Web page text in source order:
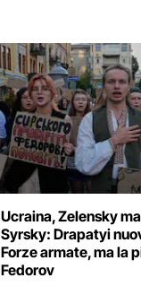
Ucraina, Zelensky
Syrsky: Drapatyi
Forze armate, ma la
Fedorov